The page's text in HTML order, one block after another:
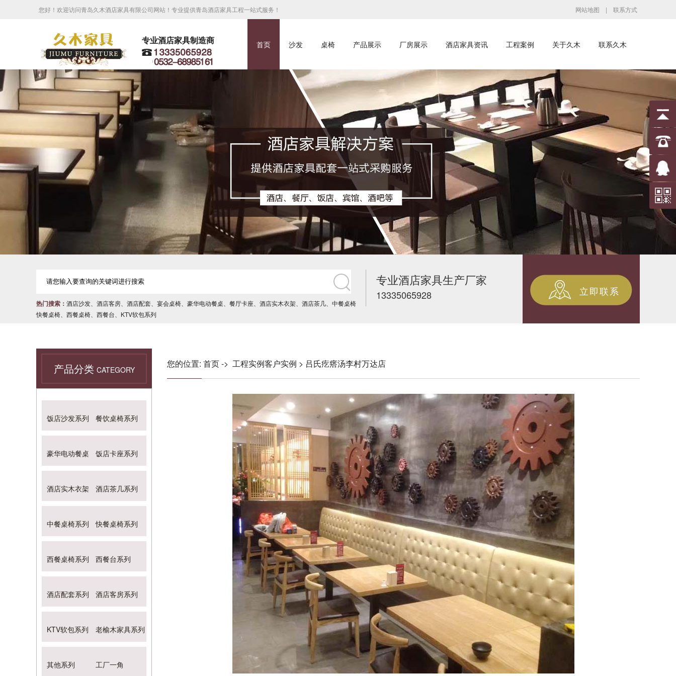
您好！欢迎访问青岛久木酒店家具有限公司网站！专业提供青岛酒店家具工程一站式服务！ 网站地图 | 联系方式
专业酒店家具制造商 首页 沙发 桌椅 产品展示 厂房展示 酒店家具资讯 工程案例 关于久木 联系久木
热门搜索： 酒店沙发 酒店客房 酒店配套 宴会桌椅 豪华电动餐桌 餐厅卡座 酒店实木衣架 酒店茶几
中餐桌椅
快餐桌椅
西餐桌椅 西餐台 KTV软包系列
专业酒店家具生产厂家
13335065928 立即联系
产品分类 CATEGORY
饭店沙发系列 餐饮桌椅系列
豪华电动餐桌 饭店卡座系列
酒店实木衣架 酒店茶几系列
中餐桌椅系列 快餐桌椅系列
西餐桌椅系列 西餐台系列
酒店配套系列 酒店客房系列
KTV软包系列 老榆木家具系列
其他系列 工厂一角
您的位置: 首页-> 工程实例客户实例 > 吕氏疙瘩汤李村万达店